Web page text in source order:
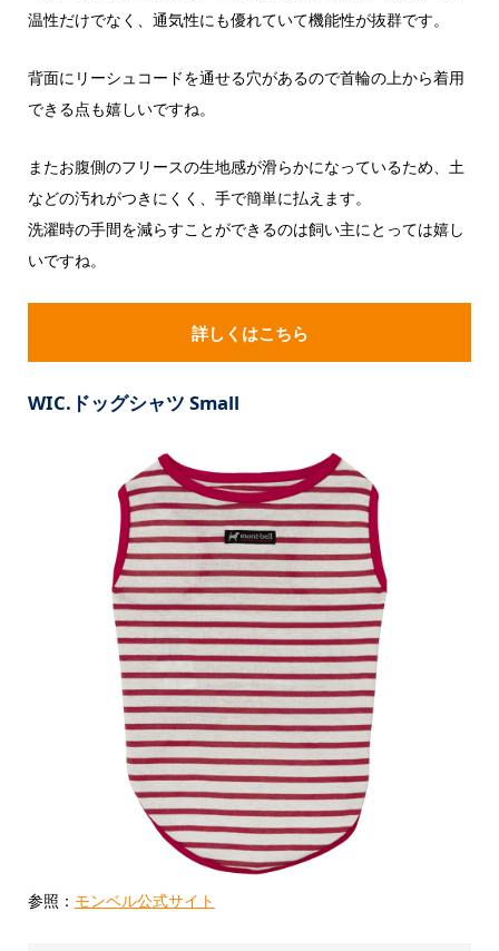
温性だけでなく、通気性にも優れていて機能性が抜群です。
背面にリーシュコードを通せる穴があるので首輪の上から着用
できる点も嬉しいですね。
またお腹側のフリースの生地感が滑らかになっているため、土
などの汚れがつきにくく、手で簡単に払えます。
洗濯時の手間を減らすことができるのは飼い主にとっては嬉し
いですね。
詳しくはこちら
WIC.ドッグシャツ Small
参照： モンベル公式サイト